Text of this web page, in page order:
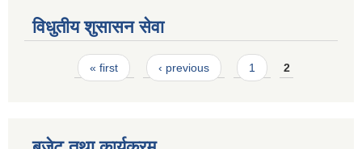
विधुतीय शुसासन सेवा
Pages« first ‹ previous 1 2